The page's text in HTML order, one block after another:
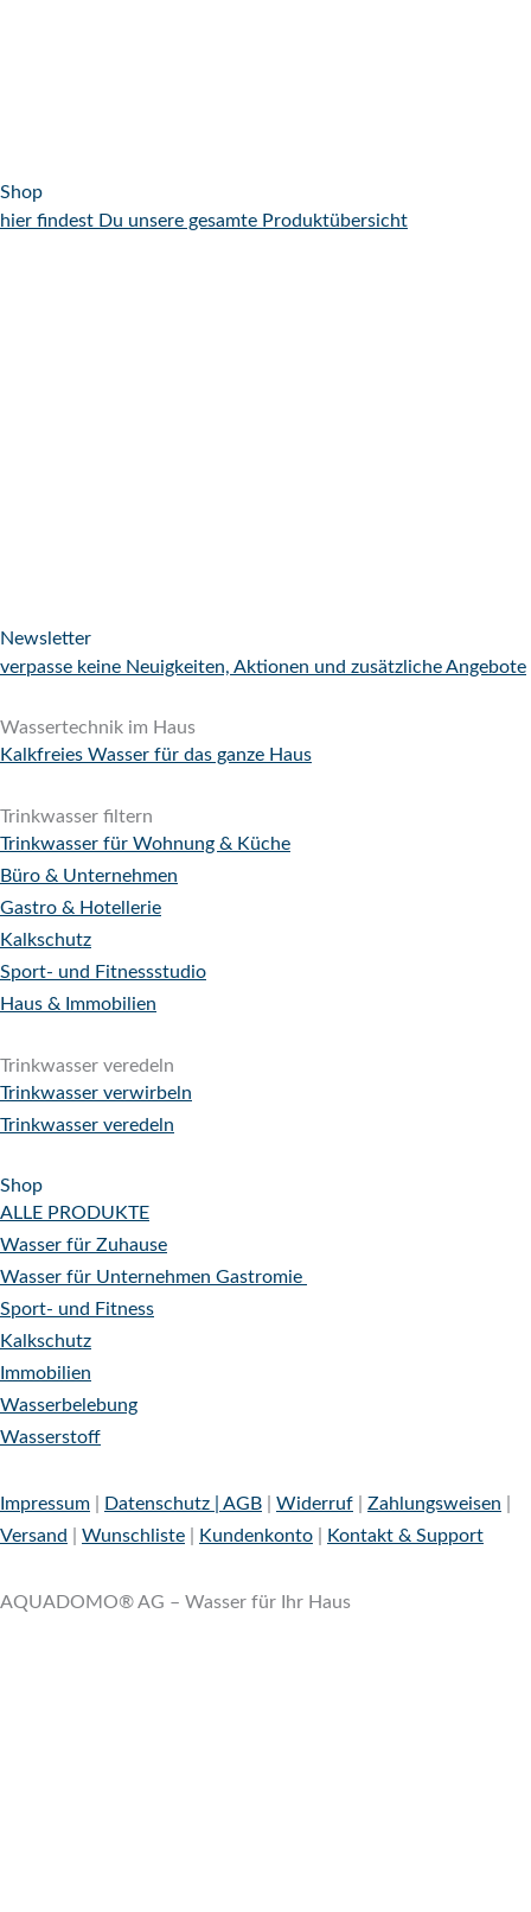
Shop
hier findest Du unsere gesamte Produktübersicht
Newsletter
verpasse keine Neuigkeiten, Aktionen und zusätzliche Angebote
Wassertechnik im Haus
Kalkfreies Wasser für das ganze Haus
Trinkwasser filtern
Trinkwasser für Wohnung & Küche
Büro & Unternehmen
Gastro & Hotellerie
Kalkschutz
Sport- und Fitnessstudio
Haus & Immobilien
Trinkwasser veredeln
Trinkwasser verwirbeln
Trinkwasser veredeln
Shop
ALLE PRODUKTE
Wasser für Zuhause
Wasser für Unternehmen Gastromie
Sport- und Fitness
Kalkschutz
Immobilien
Wasserbelebung
Wasserstoff
Impressum Datenschutz | AGB Widerruf Zahlungsweisen
Versand
Wunschliste Kundenkonto Kontakt & Support
AQUADOMO® AG – Wasser für Ihr Haus